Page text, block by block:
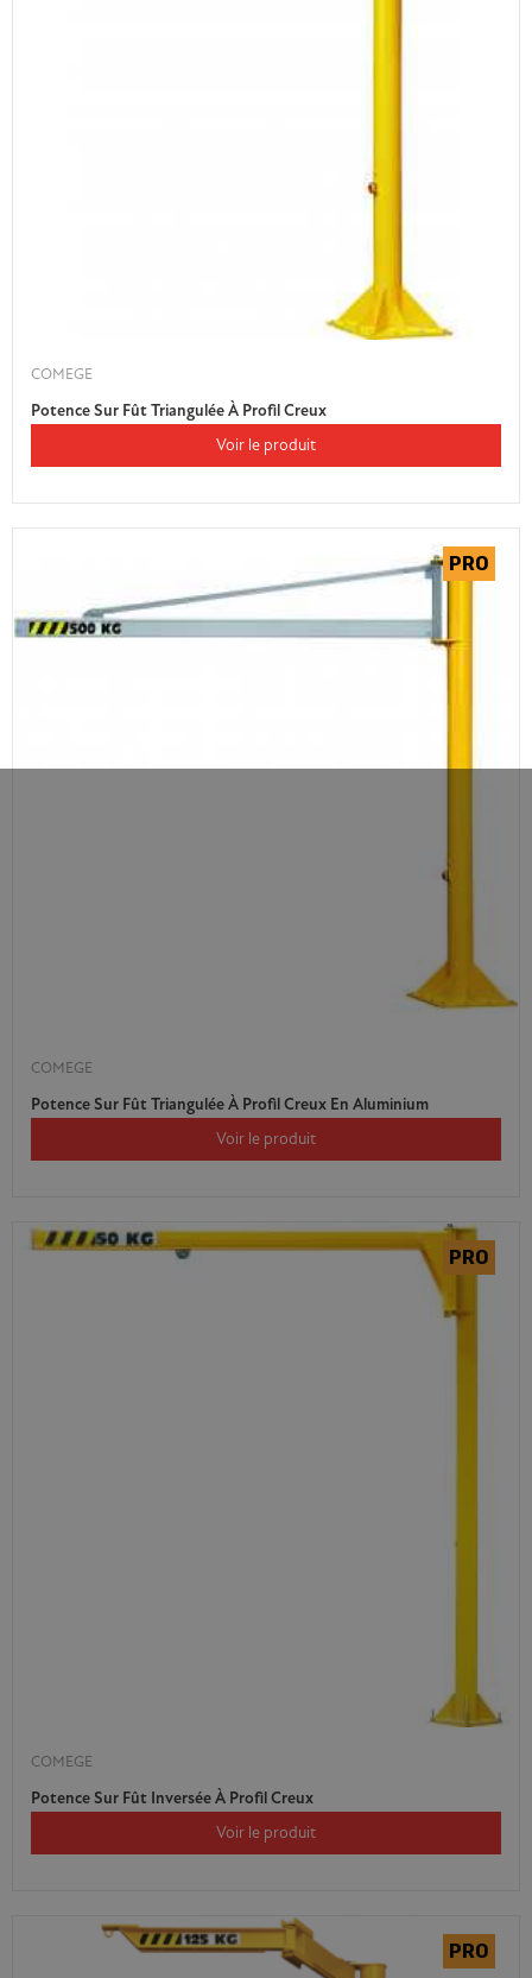
COMEGE
Potence Sur Fût Triangulée À Profil Creux
Voir le produit
COMEGE
Potence Sur Fût Triangulée À Profil Creux En Aluminium
Voir le produit
COMEGE
Potence Sur Fût Inversée À Profil Creux
Voir le produit